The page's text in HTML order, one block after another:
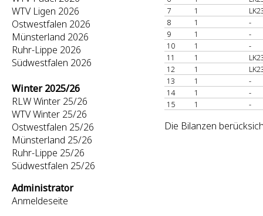
WTV Ligen 2026
Ostwestfalen 2026
Münsterland 2026
Ruhr-Lippe 2026
Südwestfalen 2026
Winter 2025/26
RLW Winter 25/26
WTV Winter 25/26
Ostwestfalen 25/26
Münsterland 25/26
Ruhr-Lippe 25/26
Südwestfalen 25/26
Administrator
Anmeldeseite
7
1
8
1
-
9
1
-
10
1
-
11
1
12
1
13
1
-
14
1
-
15
1 -
Die Bilanzen